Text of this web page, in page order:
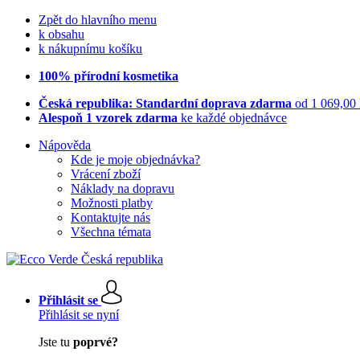
Zpět do hlavního menu
k obsahu
k nákupnímu košíku
100% přírodní kosmetika
Česká republika: Standardní doprava zdarma od 1 069,00
Alespoň 1 vzorek zdarma ke každé objednávce
Nápověda
Kde je moje objednávka?
Vrácení zboží
Náklady na dopravu
Možnosti platby
Kontaktujte nás
Všechna témata
Přihlásit se
Přihlásit se nyní
Jste tu poprvé?